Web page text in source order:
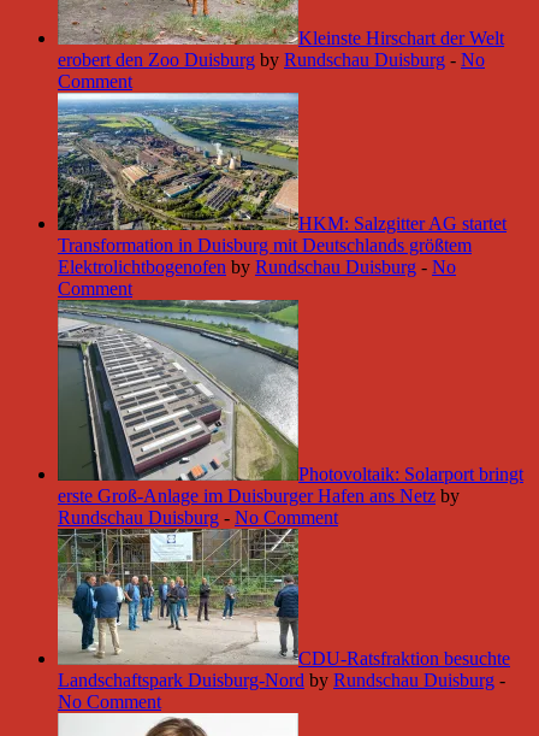
Kleinste Hirschart der Welt
erobert den Zoo Duisburg by Rundschau Duisburg - No
Comment
HKM: Salzgitter AG startet
Transformation in Duisburg mit Deutschlands größtem
Elektrolichtbogenofen by Rundschau Duisburg - No
Comment
Photovoltaik: Solarport bringt
erste Groß-Anlage im Duisburger Hafen ans Netz by
Rundschau Duisburg - No Comment
CDU-Ratsfraktion besuchte
Landschaftspark Duisburg-Nord by Rundschau Duisburg -
No Comment